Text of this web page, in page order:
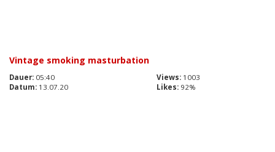
Vintage smoking masturbation
Dauer: 05:40 Views: 1003
Datum: 13.07.20 Likes: 92%